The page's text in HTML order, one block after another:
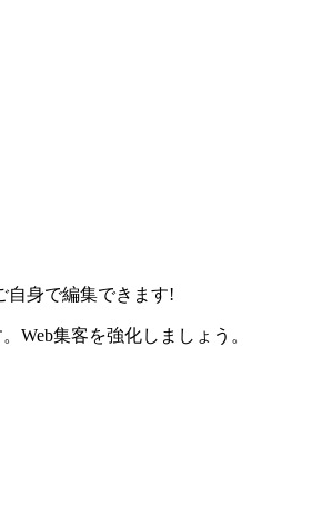
自身で編集できます!
Web集客を強化しましょう。